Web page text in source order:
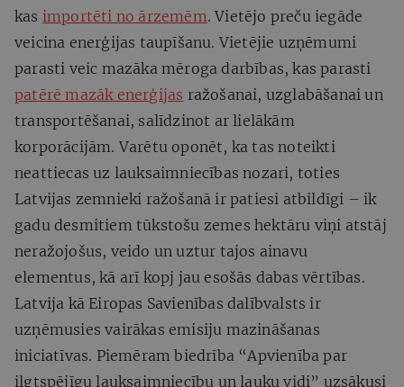
kas importēti no ārzemēm. Vietējo preču iegāde
veicina enerģijas taupīšanu. Vietējie uzņēmumi
parasti veic mazāka mēroga darbības, kas parasti
patērē mazāk enerģijas ražošanai, uzglabāšanai un
transportēšanai, salīdzinot ar lielākām
korporācijām. Varētu oponēt, ka tas noteikti
neattiecas uz lauksaimniecības nozari, toties
Latvijas zemnieki ražošanā ir patiesi atbildīgi – ik
gadu desmitiem tūkstošu zemes hektāru viņi atstāj
neražojošus, veido un uztur tajos ainavu
elementus, kā arī kopj jau esošās dabas vērtības.
Latvija kā Eiropas Savienības dalībvalsts ir
uzņēmusies vairākas emisiju mazināšanas
iniciatīvas. Piemēram biedrība “Apvienība par
ilgtspējīgu lauksaimniecību un lauku vidi” uzsākusi